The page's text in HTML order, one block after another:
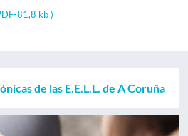
81,8 kb )
de las E.E.L.L. de A Coruña